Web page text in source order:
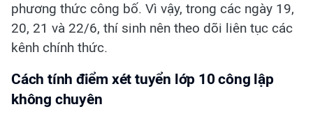
phương thức công bố. Vì vậy, trong các ngày 19,
20, 21 và 22/6, thí sinh nên theo dõi liên tục các
kênh chính thức.
Cách tính điểm xét tuyển lớp 10 công lập
không chuyên